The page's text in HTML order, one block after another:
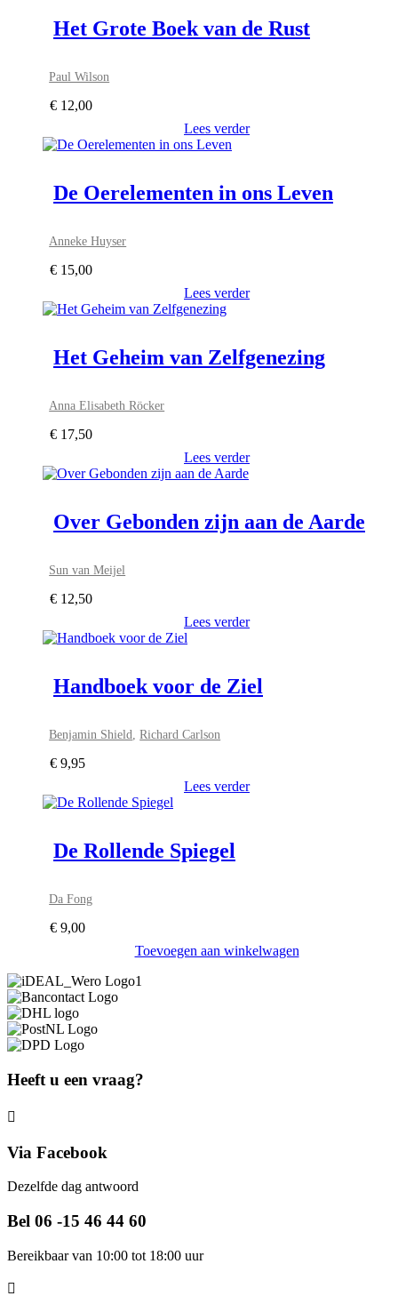
Het Grote Boek van de Rust
Paul Wilson
€ 12,00
Lees verder
De Oerelementen in ons Leven
Anneke Huyser
€ 15,00
Lees verder
Het Geheim van Zelfgenezing
Anna Elisabeth Röcker
€ 17,50
Lees verder
Over Gebonden zijn aan de Aarde
Sun van Meijel
€ 12,50
Lees verder
Handboek voor de Ziel
Benjamin Shield,Richard Carlson
€ 9,95
Lees verder
De Rollende Spiegel
Da Fong
€ 9,00
Toevoegen aan winkelwagen
Heeft u een vraag?
Via Facebook
Dezelfde dag antwoord
Bel 06 -15 46 44 60
Bereikbaar van 10:00 tot 18:00 uur